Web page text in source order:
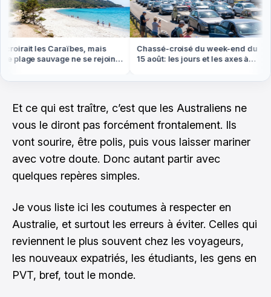
les Caraïbes, mais
plage sauvage ne se rejoint
Chassé-croisé du week-end du
15 août: les jours et les axes à
Et ce qui est traître, c’est que les Australiens ne
vous le diront pas forcément frontalement. Ils
vont sourire, être polis, puis vous laisser mariner
avec votre doute. Donc autant partir avec
quelques repères simples.
Je vous liste ici les coutumes à respecter en
Australie, et surtout les erreurs à éviter. Celles qui
reviennent le plus souvent chez les voyageurs,
les nouveaux expatriés, les étudiants, les gens en
PVT, bref, tout le monde.